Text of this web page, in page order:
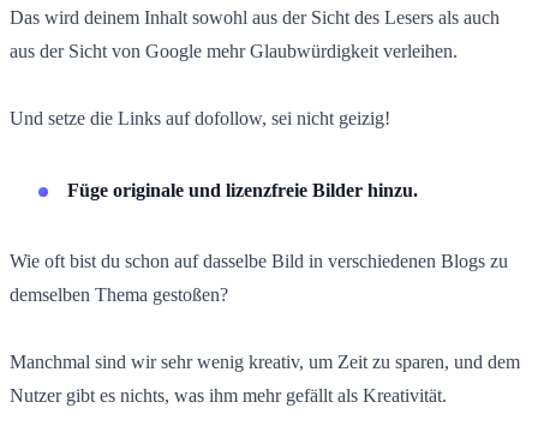
Das wird deinem Inhalt sowohl aus der Sicht des Lesers als auch
aus der Sicht von Google mehr Glaubwürdigkeit verleihen.
Und setze die Links auf dofollow, sei nicht geizig!
Füge originale und lizenzfreie Bilder hinzu.
Wie oft bist du schon auf dasselbe Bild in verschiedenen Blogs zu
demselben Thema gestoßen?
Manchmal sind wir sehr wenig kreativ, um Zeit zu sparen, und dem
Nutzer gibt es nichts, was ihm mehr gefällt als Kreativität.